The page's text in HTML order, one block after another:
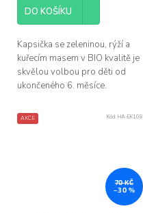
DO KOŠÍKU
Kapsička se zeleninou, rýží a
kuřecím masem v BIO kvalitě je
skvělou volbou pro děti od
ukončeného 6. měsíce.
AKCE
70 KČ
–30 %
Kód: HA-EK108